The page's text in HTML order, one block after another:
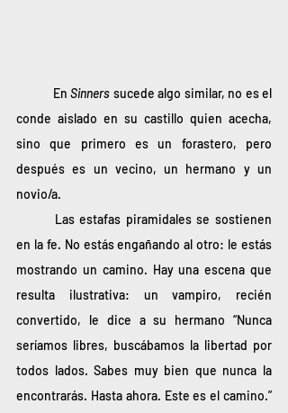
	En
Sinners sucede algo similar, no es el
conde aislado en su castillo quien acecha,
sino que primero es un forastero, pero
después es un vecino, un hermano y un
novio/a.
en la fe. No estás engañando al otro: le estás
mostrando un camino. Hay una escena que
resulta ilustrativa: un vampiro, recién
convertido, le dice a su hermano “Nunca
seríamos libres, buscábamos la libertad por
todos lados. Sabes muy bien que nunca la
encontrarás. Hasta ahora. Este es el camino.”